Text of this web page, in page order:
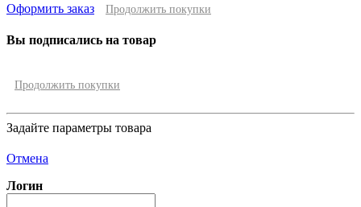
Оформить заказ Продолжить покупки
Вы подписались на товар
Продолжить покупки
Задайте параметры товара
Отмена
Логин